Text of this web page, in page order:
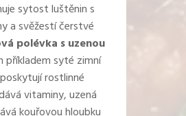
sytost luštěnin s
a svěžestí čerstvé
polévka s uzenou
příkladem syté zimní
rostlinné
vitaminy, uzená